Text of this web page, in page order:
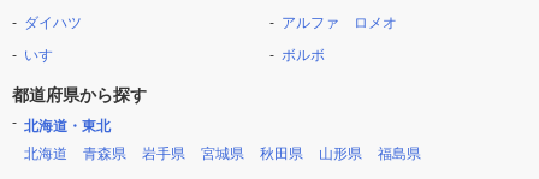
ダイハツ
いすゞ
アルファ ロメオ
ボルボ
都道府県から探す
北海道・東北
北海道
青森県 岩手県 宮城県 秋田県 山形県 福島県